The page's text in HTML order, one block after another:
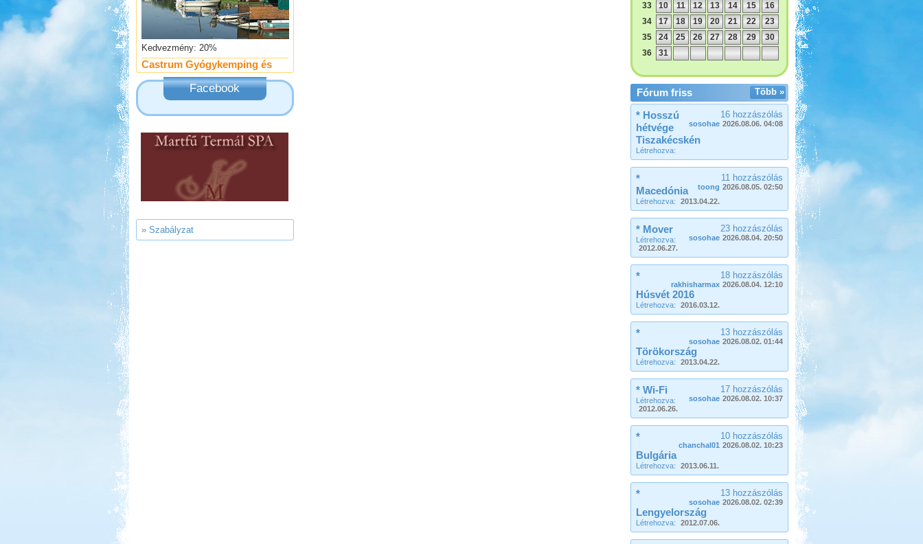
Kedvezmény: 20%
Castrum Gyógykemping és
Panzió, Hévíz
Kedvezmény: 20%
Szentkút Kemping
Facebook
» Szabályzat
33
10 11 12 13 14 15
16
34
17 18 19 20 21 22
23
35
24 25 26 27 28 29
30
36
31
Több »
Fórum friss
16 hozzászólás
sosohae 2026.08.06. 04:08
* Hosszú
hétvége
Tiszakécskén
Létrehozva:
11 hozzászólás
toong 2026.08.05. 02:50
*
Macedónia
Létrehozva: 2013.04.22.
23 hozzászólás
sosohae 2026.08.04. 20:50
* Mover
Létrehozva:
2012.06.27.
18 hozzászólás
rakhisharmax 2026.08.04. 12:10
*
Húsvét 2016
Létrehozva: 2016.03.12.
13 hozzászólás
sosohae 2026.08.02. 01:44
*
Törökország
Létrehozva: 2013.04.22.
17 hozzászólás
sosohae 2026.08.02. 10:37
* Wi-Fi
Létrehozva:
2012.06.26.
10 hozzászólás
chanchal01 2026.08.02. 10:23
*
Bulgária
Létrehozva: 2013.06.11.
13 hozzászólás
sosohae 2026.08.02. 02:39
*
Lengyelország
Létrehozva: 2012.07.06.